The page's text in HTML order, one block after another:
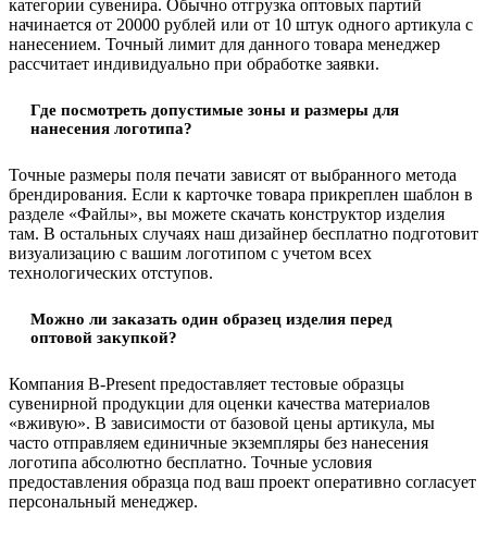
категории сувенира. Обычно отгрузка оптовых партий
начинается от 20000 рублей или от 10 штук одного артикула с
нанесением. Точный лимит для данного товара менеджер
рассчитает индивидуально при обработке заявки.
Где посмотреть допустимые зоны и размеры для
нанесения логотипа?
Точные размеры поля печати зависят от выбранного метода
брендирования. Если к карточке товара прикреплен шаблон в
разделе «Файлы», вы можете скачать конструктор изделия
там. В остальных случаях наш дизайнер бесплатно подготовит
визуализацию с вашим логотипом с учетом всех
технологических отступов.
Можно ли заказать один образец изделия перед
оптовой закупкой?
Компания B-Present предоставляет тестовые образцы
сувенирной продукции для оценки качества материалов
«вживую». В зависимости от базовой цены артикула, мы
часто отправляем единичные экземпляры без нанесения
логотипа абсолютно бесплатно. Точные условия
предоставления образца под ваш проект оперативно согласует
персональный менеджер.